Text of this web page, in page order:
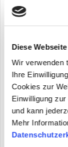
Diese
Wir verwenden
Ihre
Cookies zur
Einwilligung
und kann
Mehr
Abnahme
Bauvertrag
Immer
eine